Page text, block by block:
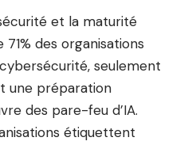
et la maturité
des organisations
seulement
une préparation
des pare-feu d’IA.
étiquettent